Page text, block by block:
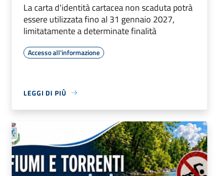
La carta d'identità cartacea non scaduta potrà
essere utilizzata fino al 31 gennaio 2027,
limitatamente a determinate finalità
Accesso all'informazione
LEGGI DI PIÙ